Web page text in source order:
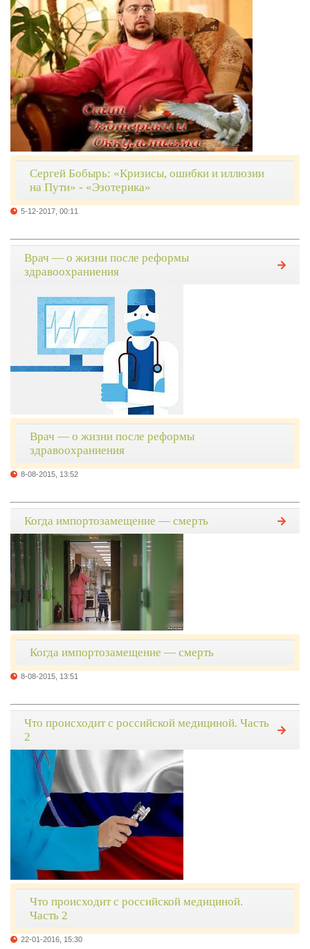
Сергей Бобырь: «Кризисы, ошибки и иллюзии
на Пути» - «Эзотерика»
5-12-2017, 00:11
Врач — о жизни после реформы
здравоохраниения
Врач — о жизни после реформы
здравоохраниения
8-08-2015, 13:52
Когда импортозамещение — смерть
Когда импортозамещение — смерть
8-08-2015, 13:51
Что происходит с российской медициной. Часть
2
Что происходит с российской медициной.
Часть 2
22-01-2016, 15:30